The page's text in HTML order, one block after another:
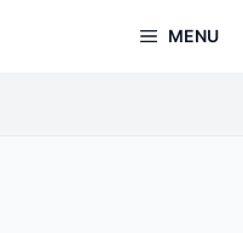
MENU